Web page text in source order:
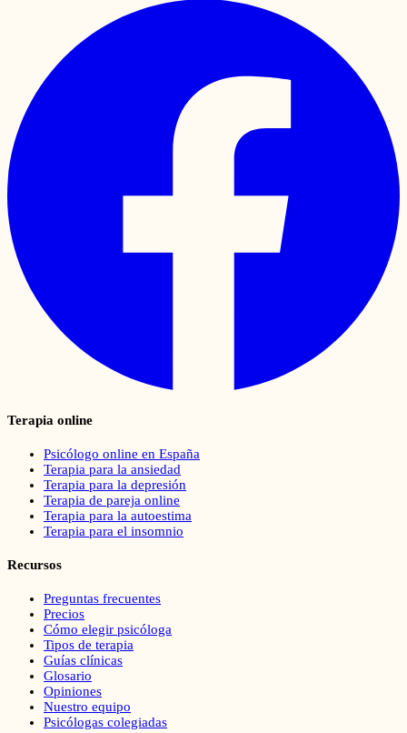
Terapia online
Psicólogo online en España
Terapia para la ansiedad
Terapia para la depresión
Terapia de pareja online
Terapia para la autoestima
Terapia para el insomnio
Recursos
Preguntas frecuentes
Precios
Cómo elegir psicóloga
Tipos de terapia
Guías clínicas
Glosario
Opiniones
Nuestro equipo
Psicólogas colegiadas